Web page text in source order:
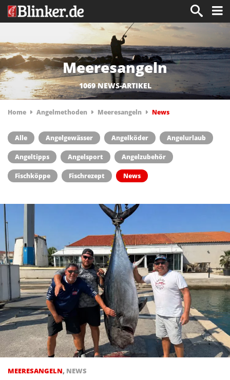
Meeresangeln
1069 NEWS-ARTIKEL
Home Angelmethoden Meeresangeln News
Alle Angelgewässer Angelköder Angelurlaub
Angeltipps Angelsport Angelzubehör
Fischköppe Fischrezept News
MEERESANGELN, NEWS